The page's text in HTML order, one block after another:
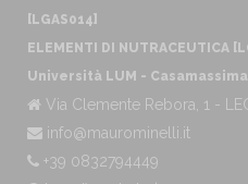
[LGAS014]
ELEMENTI DI NUTRACEUTICA
Università LUM - Casamassima
Via Clemente Rebora, 1 -
info@maurominelli.it
+39 0832794449